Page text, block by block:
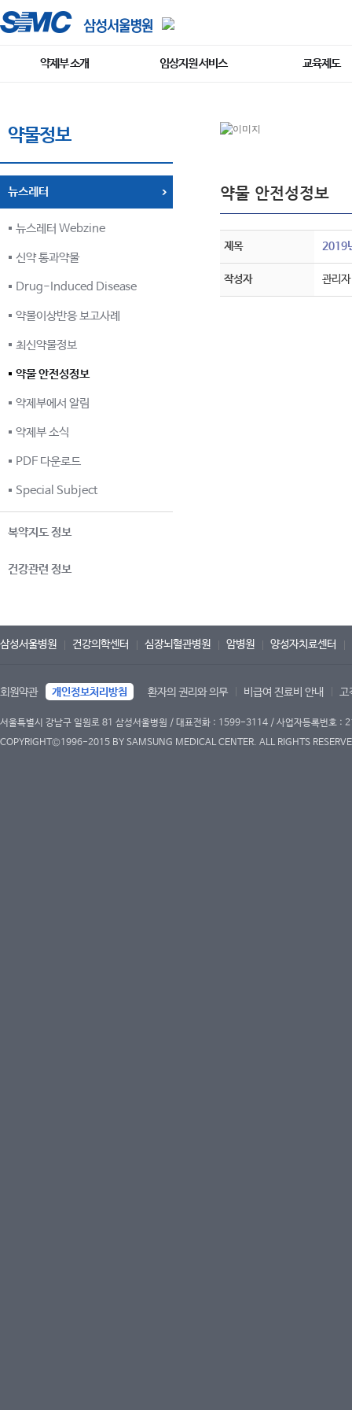
약제부 소개 임상지원 서비스 교육제도
약물정보
뉴스레터
뉴스레터 Webzine
신약 통과약물
Drug-Induced Disease
약물이상반응 보고사례
최신약물정보
약물 안전성정보
약제부에서 알림
약제부 소식
PDF 다운로드
Special Subject
복약지도 정보
건강관련 정보
약물 안전성정보
제목 2019
작성자 관리자
삼성서울병원 건강의학센터 심장뇌혈관병원 암병원 양성자치료센터
회원약관 개인정보처리방침 환자의 권리와 의무 비급여 진료비 안내 고
서울특별시 강남구 일원로 81 삼성서울병원 / 대표전화 : 1599-3114 / 사업자등록번호
COPYRIGHT©1996-2015 BY SAMSUNG MEDICAL CENTER. ALL RIGHTS